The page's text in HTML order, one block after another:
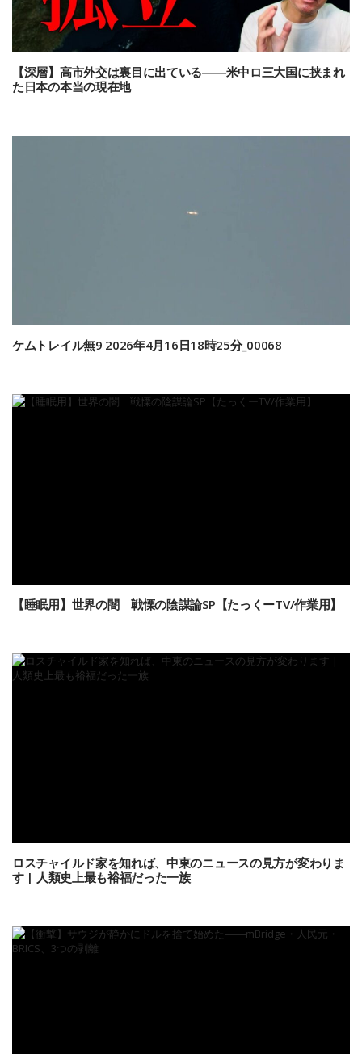
【深層】高市外交は裏目に出ている――米中ロ三大国に挟まれ
た日本の本当の現在地
ケムトレイル無9 2026年4月16日18時25分_00068
【睡眠用】世界の闇 戦慄の陰謀論SP【たっくーTV/作業用】
ロスチャイルド家を知れば、中東のニュースの見方が変わりま
す | 人類史上最も裕福だった一族